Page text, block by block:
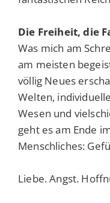
Die Freiheit, die
Was mich am
am meisten
völlig Neues
Welten,
Wesen und
geht es am Ende
Menschliches:
Liebe. Angst.